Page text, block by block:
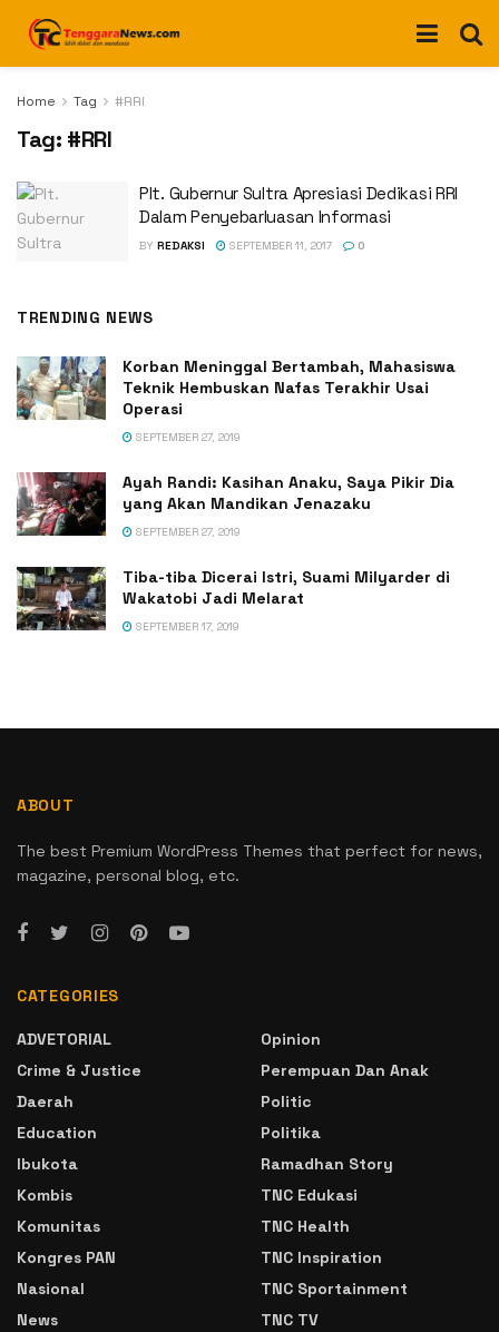
Home Tag #RRI
Tag: #RRI
Plt. Gubernur Sultra Apresiasi Dedikasi RRI
Dalam Penyebarluasan Informasi
BY REDAKSI SEPTEMBER 11, 2017 0
TRENDING NEWS
Korban Meninggal Bertambah, Mahasiswa
Teknik Hembuskan Nafas Terakhir Usai
Operasi
SEPTEMBER 27, 2019
Ayah Randi: Kasihan Anaku, Saya Pikir Dia
yang Akan Mandikan Jenazaku
SEPTEMBER 27, 2019
Tiba-tiba Dicerai Istri, Suami Milyarder di
Wakatobi Jadi Melarat
SEPTEMBER 17, 2019
ABOUT
The best Premium WordPress Themes that perfect for news,
magazine, personal blog, etc.
CATEGORIES
ADVETORIAL
Crime & Justice
Daerah
Education
Ibukota
Kombis
Komunitas
Kongres PAN
Nasional
News
Opinion
Perempuan Dan Anak
Politic
Politika
Ramadhan Story
TNC Edukasi
TNC Health
TNC Inspiration
TNC Sportainment
TNC TV